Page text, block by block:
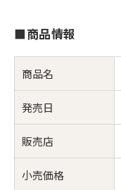
■商品情報
商品名
発売日
販売店
小売価格